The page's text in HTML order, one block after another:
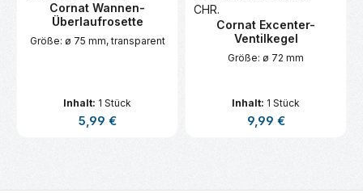
Cornat Wannen-
Überlaufrosette
Größe: ø 75 mm, transparent
Inhalt: 1 Stück
Regulärer Preis:
5,99 €
Cornat Excenter-
Ventilkegel
Größe: ø 72 mm
Inhalt: 1 Stück
Regulärer Preis:
9,99 €